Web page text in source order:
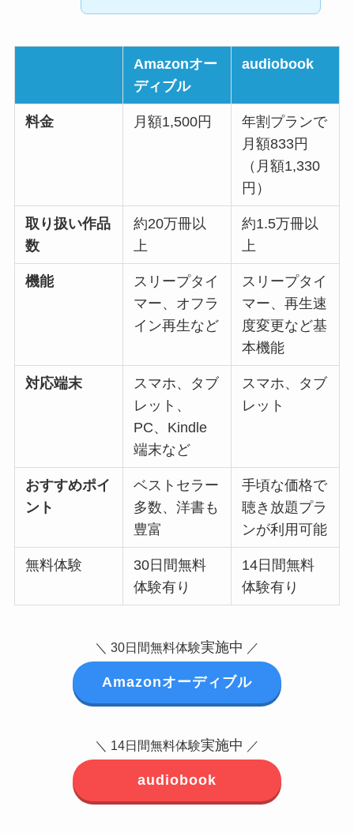
Amazonオー
ディブル
audiobook
料金 月額1,500円
年割プランで
月額833円
（月額1,330
円）
取り扱い作品
数
約20万冊以
上
約1.5万冊以
上
機能
スリープタイ
マー、オフラ
イン再生など
スリープタイ
マー、再生速
度変更など基
本機能
対応端末
スマホ、タブ
レット、
PC、Kindle
端末など
スマホ、タブ
レット
おすすめポイ
ント
ベストセラー
多数、洋書も
豊富
手頃な価格で
聴き放題プラ
ンが利用可能
無料体験
30日間無料
体験有り
14日間無料
体験有り
＼ 30日間無料体験実施中 ／
Amazonオーディブル
＼ 14日間無料体験実施中 ／
audiobook